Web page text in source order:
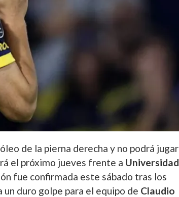
de la pierna derecha y no podrá jugar
el próximo jueves frente a Universidad
fue confirmada este sábado tras los
duro golpe para el equipo de Claudio